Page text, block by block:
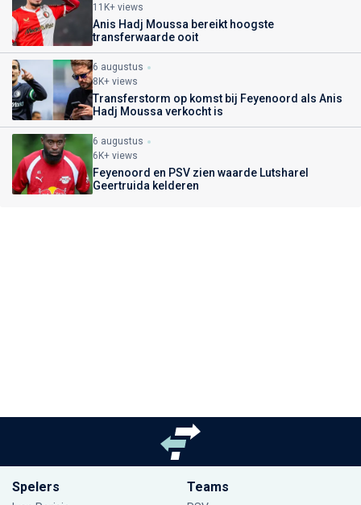
11K+ views
Anis Hadj Moussa bereikt hoogste
transferwaarde ooit
6 augustus
8K+ views
Transferstorm op komst bij Feyenoord als Anis
Hadj Moussa verkocht is
6 augustus
6K+ views
Feyenoord en PSV zien waarde Lutsharel
Geertruida kelderen
Spelers Teams